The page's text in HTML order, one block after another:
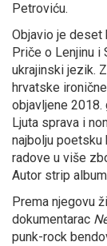
Petroviću.
Objavio je
Priče o Lenjinu i
ukrajinski jezik.
hrvatske
objavljene 2018.
Ljuta sprava i
najbolju poetsku
radove u više
Autor strip
Prema njegovu
dokumentarac
punk-rock